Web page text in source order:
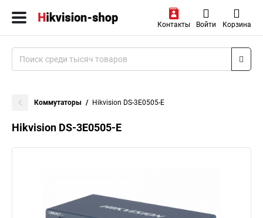
Контакты Войти Корзина
Коммутаторы Hikvision DS-3E0505-E
Hikvision DS-3E0505-E